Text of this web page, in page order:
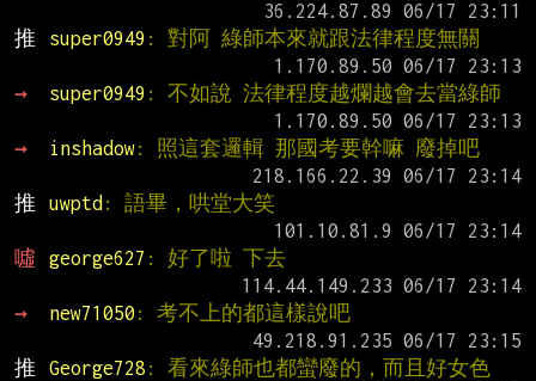
推
super0949 : 對阿 綠師本來就跟法律程度無關
→
super0949 : 不如說 法律程度越爛越會去當綠師
→
inshadow: 照這套邏輯 那國考要幹嘛 廢掉吧
推
uwptd : 語畢，哄堂大笑
噓
george627 : 好了啦 下去
→
new71050 : 考不上的都這樣說吧
推
George728 : 看來綠師也都蠻廢的，而且好女色